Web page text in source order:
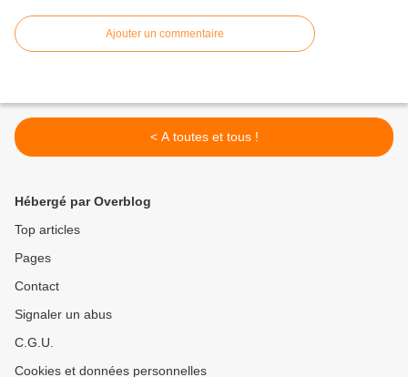
Ajouter un commentaire
< A toutes et tous !
Hébergé par Overblog
Top articles
Pages
Contact
Signaler un abus
C.G.U.
Cookies et données personnelles